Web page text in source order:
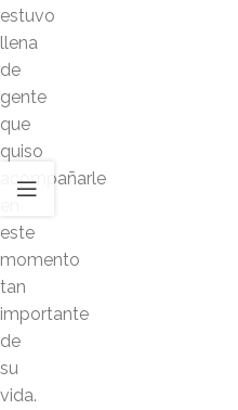
estuvo
llena
de
gente
que
quiso
acompañarle
este
momento
tan
importante
de
su
vida.